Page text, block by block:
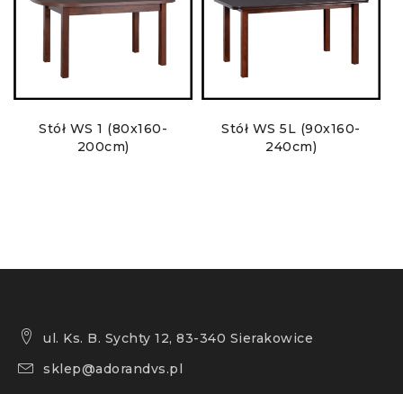
Stół WS 1 (80x160-
200cm)
Stół WS 5L (90x160-
240cm)
ul. Ks. B. Sychty 12, 83-340 Sierakowice
sklep@adorandvs.pl